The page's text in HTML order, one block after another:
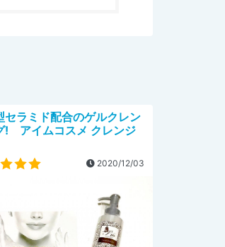
セラミド配合のゲルクレン
! アイムコスメ クレンジ
2020/12/03